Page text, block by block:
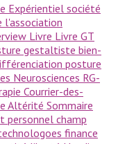
Expérientiel société
l'association
Livre Livre GT
gestaltiste bien-
posture
Neurosciences RG-
Courrier-des-
Altérité Sommaire
personnelchamp
finance